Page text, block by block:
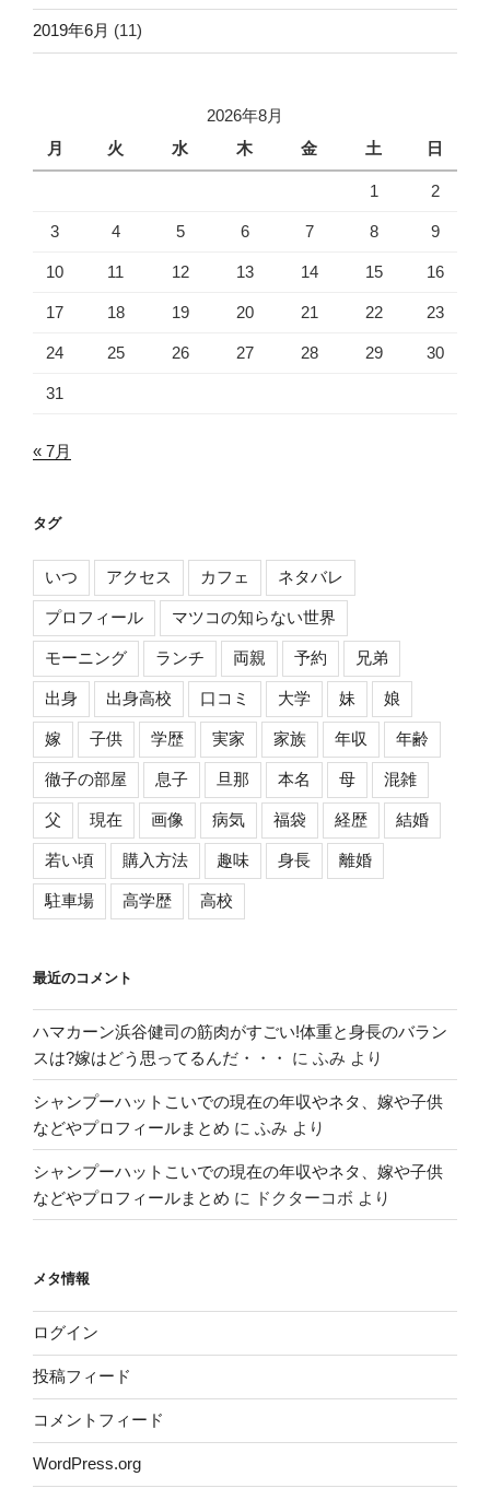
2019年6月 (11)
2026年8月
月
火 水 木 金 土 日
1 2
3 4 5 6 7 8 9
10 11 12 13 14 15 16
17 18 19 20 21 22 23
24 25 26 27 28 29 30
31
« 7月
タグ
いつ アクセス カフェ ネタバレ
プロフィール マツコの知らない世界
モーニング ランチ 両親 予約 兄弟
出身 出身高校 口コミ 大学 妹 娘
嫁 子供 学歴 実家 家族 年収 年齢
徹子の部屋 息子 旦那 本名 母 混雑
父 現在 画像 病気 福袋 経歴 結婚
若い頃 購入方法 趣味 身長 離婚
駐車場 高学歴 高校
最近のコメント
ハマカーン浜谷健司の筋肉がすごい!体重と身長のバラン
スは?嫁はどう思ってるんだ・・・
に ふみ より
シャンプーハットこいでの現在の年収やネタ、嫁や子供
などやプロフィールまとめ に ふみ より
シャンプーハットこいでの現在の年収やネタ、嫁や子供
などやプロフィールまとめ に ドクターコボ より
メタ情報
ログイン
投稿フィード
コメントフィード
WordPress.org